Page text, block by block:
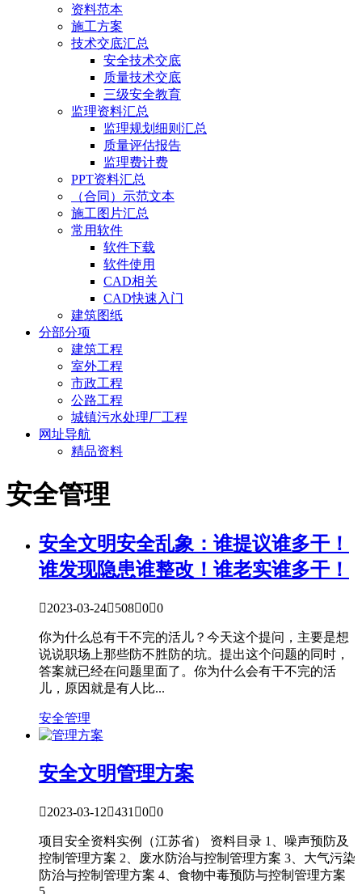
资料范本
施工方案
技术交底汇总
安全技术交底
质量技术交底
三级安全教育
监理资料汇总
监理规划细则汇总
质量评估报告
监理费计费
PPT资料汇总
（合同）示范文本
施工图片汇总
常用软件
软件下载
软件使用
CAD相关
CAD快速入门
建筑图纸
分部分项
建筑工程
室外工程
市政工程
公路工程
城镇污水处理厂工程
网址导航
精品资料
安全管理
安全文明安全乱象：谁提议谁多干！
谁发现隐患谁整改！谁老实谁多干！
2023-03-2450800
你为什么总有干不完的活儿？今天这个提问，主要是想
说说职场上那些防不胜防的坑。提出这个问题的同时，
答案就已经在问题里面了。你为什么会有干不完的活
儿，原因就是有人比...
安全管理
安全文明管理方案
2023-03-12431 00
项目安全资料实例（江苏省） 资料目录 1、噪声预防及
控制管理方案 2、废水防治与控制管理方案 3、大气污染
防治与控制管理方案 4、食物中毒预防与控制管理方案
5...